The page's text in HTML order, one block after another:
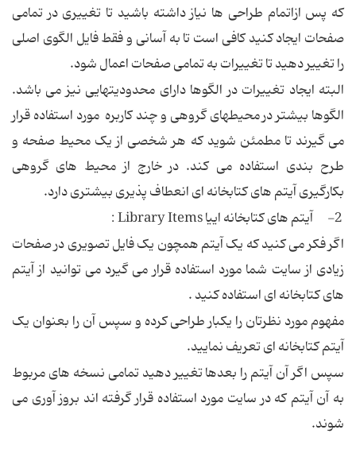
که پس ازاتمام طراحی ها نياز داشته باشيد تا تغييری در تمامی
صفحات ايجاد کنيد کافی است تا به آسانی و فقط فايل الگوی اصلی
را تغيير دهيد تا تغييرات به تمامی صفحات اعمال شود.
البته ايجاد تغييرات در الگوها دارای محدوديتهايی نيز می باشد.
الگوها بيشتر در محيطهای گروهی و چند کاربره مورد استفاده قرار
می گيرند تا مطمئن شويد که هر شخصی از يک محيط صفحه و
طرح بندی استفاده می کند. در خارج از محيط های گروهی
بکارگيری آيتم های کتابخانه ای انعطاف پذيری بيشتری دارد.
اگر فکر می کنيد که يک آيتم همچون يک فايل تصويری در صفحات
زيادی از سايت شما مورد استفاده قرار می گيرد می توانيد از آيتم
های کتابخانه ای استفاده کنيد .
مفهوم مورد نظرتان را يکبار طراحی کرده و سپس آن را بعنوان يک
آيتم کتابخانه ای تعريف نماييد.
سپس اگر آن آيتم را بعدها تغيير دهيد تمامی نسخه های مربوط
به آن آيتم که در سايت مورد استفاده قرار گرفته اند بروز آوری می
شوند.